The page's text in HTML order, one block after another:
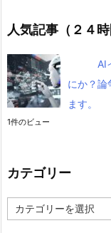
人気記事（２４時
AI
にか？論
ます。
1件のビュー
カテゴリー
テ